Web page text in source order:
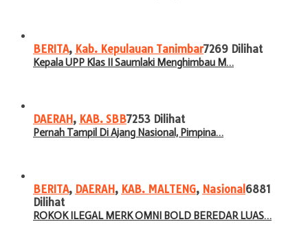
BERITA, Kab. Kepulauan Tanimbar7269 Dilihat
Kepala UPP Klas II Saumlaki Menghimbau M…
DAERAH, KAB. SBB7253 Dilihat
Pernah Tampil Di Ajang Nasional, Pimpina…
BERITA, DAERAH, KAB. MALTENG, Nasional 6881
Dilihat
ROKOK ILEGAL MERK OMNI BOLD BEREDAR LUAS…